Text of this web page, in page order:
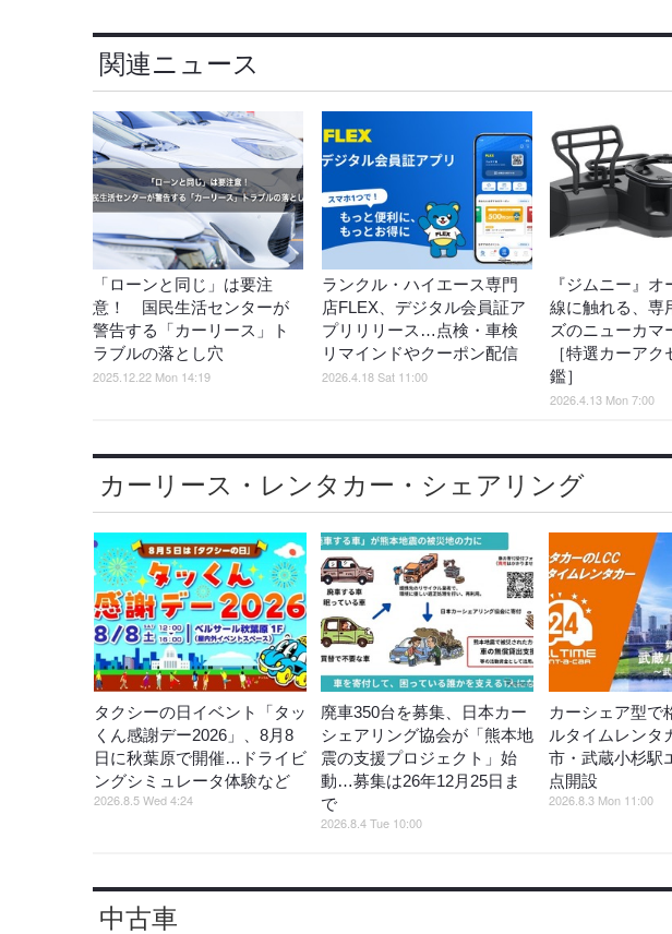
関連ニュース
「ローンと同じ」は要注
意！ 国民生活センターが
警告する「カーリース」ト
ラブルの落とし穴
2025.12.22 Mon 14:19
ランクル・ハイエース専門
店FLEX、デジタル会員証ア
プリリリース…点検・車検
リマインドやクーポン配信
2026.4.18 Sat 11:00
『ジムニー』
線に触れる、専
ズのニューカマ
［特選カーアク
鑑］
2026.4.13 Mon 7:00
カーリース・レンタカー・シェアリング
タクシーの日イベント「タッ
くん感謝デー2026」、8月8
日に秋葉原で開催…ドライビ
ングシミュレータ体験など
2026.8.5 Wed 4:24
廃車350台を募集、日本カー
シェアリング協会が「熊本地
震の支援プロジェクト」始
動…募集は26年12月25日ま
で
2026.8.4 Tue 10:00
カーシェア型で
ルタイムレンタ
市・武蔵小杉駅
点開設
2026.8.3 Mon 11:00
中古車